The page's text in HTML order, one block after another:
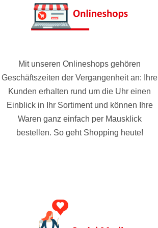
Mit unseren Onlineshops gehören
Geschäftszeiten der Vergangenheit an: Ihre
Kunden erhalten rund um die Uhr einen
Einblick in Ihr Sortiment und können Ihre
Waren ganz einfach per Mausklick
bestellen. So geht Shopping heute!